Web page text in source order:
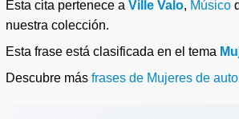
Esta cita pertenece a Ville Valo, Músico
nuestra colección.
Esta frase está clasificada en el tema
Descubre más frases de Mujeres de